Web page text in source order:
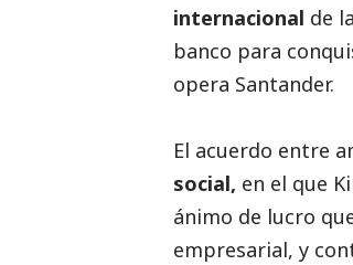
internacional de
banco para
opera Santander.
El acuerdo entre
social, en el que
ánimo de lucro
empresarial, y